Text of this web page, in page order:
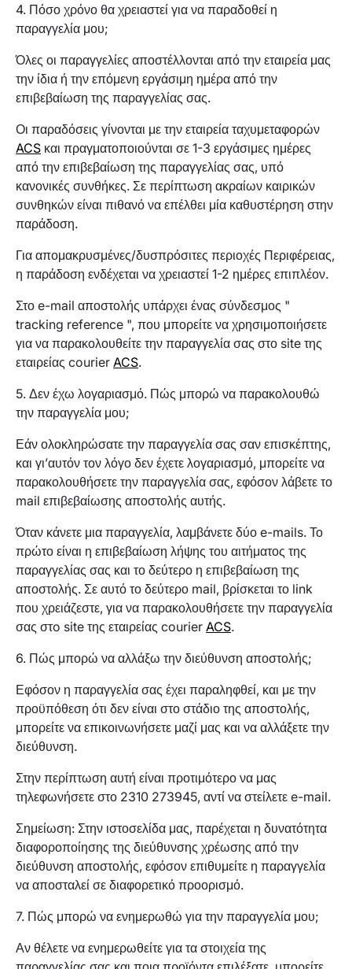
4. Πόσο χρόνο θα χρειαστεί για να παραδοθεί η
παραγγελία μου;
Όλες οι παραγγελίες αποστέλλονται από την εταιρεία μας
την ίδια ή την επόμενη εργάσιμη ημέρα από την
επιβεβαίωση της παραγγελίας σας.
Οι παραδόσεις γίνονται με την εταιρεία ταχυμεταφορών
ACS και πραγματοποιούνται σε 1-3 εργάσιμες ημέρες
από την επιβεβαίωση της παραγγελίας σας, υπό
κανονικές συνθήκες. Σε περίπτωση ακραίων καιρικών
συνθηκών είναι πιθανό να επέλθει μία καθυστέρηση στην
παράδοση.
Για απομακρυσμένες/δυσπρόσιτες περιοχές Περιφέρειας,
η παράδοση ενδέχεται να χρειαστεί 1-2 ημέρες επιπλέον.
Στο e-mail αποστολής υπάρχει ένας σύνδεσμος "
tracking reference ", που μπορείτε να χρησιμοποιήσετε
για να παρακολουθείτε την παραγγελία σας στο site της
εταιρείας courier ACS.
5. Δεν έχω λογαριασμό. Πώς μπορώ να παρακολουθώ
την παραγγελία μου;
Εάν ολοκληρώσατε την παραγγελία σας σαν επισκέπτης,
και γι’αυτόν τον λόγο δεν έχετε λογαριασμό, μπορείτε να
παρακολουθήσετε την παραγγελία σας, εφόσον λάβετε το
mail επιβεβαίωσης αποστολής αυτής.
Όταν κάνετε μια παραγγελία, λαμβάνετε δύο e-mails. Το
πρώτο είναι η επιβεβαίωση λήψης του αιτήματος της
παραγγελίας σας και το δεύτερο η επιβεβαίωση της
αποστολής. Σε αυτό το δεύτερο mail, βρίσκεται το link
που χρειάζεστε, για να παρακολουθήσετε την παραγγελία
σας στo site της εταιρείας courier ACS.
6. Πώς μπορώ να αλλάξω την διεύθυνση αποστολής;
Εφόσον η παραγγελία σας έχει παραληφθεί, και με την
προϋπόθεση ότι δεν είναι στο στάδιο της αποστολής,
μπορείτε να επικοινωνήσετε μαζί μας και να αλλάξετε την
διεύθυνση.
Στην περίπτωση αυτή είναι προτιμότερο να μας
τηλεφωνήσετε στο 2310 273945, αντί να στείλετε e-mail.
Σημείωση: Στην ιστοσελίδα μας, παρέχεται η δυνατότητα
διαφοροποίησης της διεύθυνσης χρέωσης από την
διεύθυνση αποστολής, εφόσον επιθυμείτε η παραγγελία
να αποσταλεί σε διαφορετικό προορισμό.
7. Πώς μπορώ να ενημερωθώ για την παραγγελία μου;
Αν θέλετε να ενημερωθείτε για τα στοιχεία της